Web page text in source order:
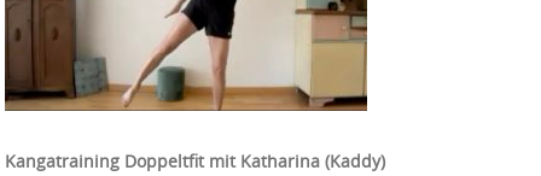
Kangatraining Doppeltfit mit Katharina (Kaddy)